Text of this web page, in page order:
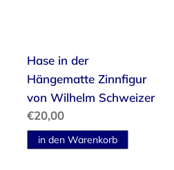
Hase in der
Hängematte Zinnfigur
von Wilhelm Schweizer
Normaler
Preis
€20,00